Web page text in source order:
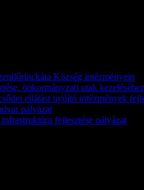
Község intézményein
önkormányzati utak
ellátást nyújtó intézmények
pályázat
fejlesztése pályázat